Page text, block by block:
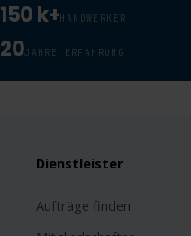
150 k+HANDWERKER
20JAHRE ERFAHRUNG
Dienstleister
Aufträge finden